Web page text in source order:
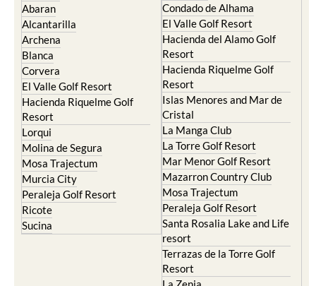
Abaran
Alcantarilla
Archena
Blanca
Corvera
El Valle Golf Resort
Hacienda Riquelme Golf
Resort
Lorqui
Molina de Segura
Mosa Trajectum
Murcia City
Peraleja Golf Resort
Ricote
Sucina
Condado de Alhama
El Valle Golf Resort
Hacienda del Alamo Golf
Resort
Hacienda Riquelme Golf
Resort
Islas Menores and Mar de
Cristal
La Manga Club
La Torre Golf Resort
Mar Menor Golf Resort
Mazarron Country Club
Mosa Trajectum
Peraleja Golf Resort
Santa Rosalia Lake and Life
resort
Terrazas de la Torre Golf
Resort